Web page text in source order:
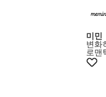
미민
변화
로맨